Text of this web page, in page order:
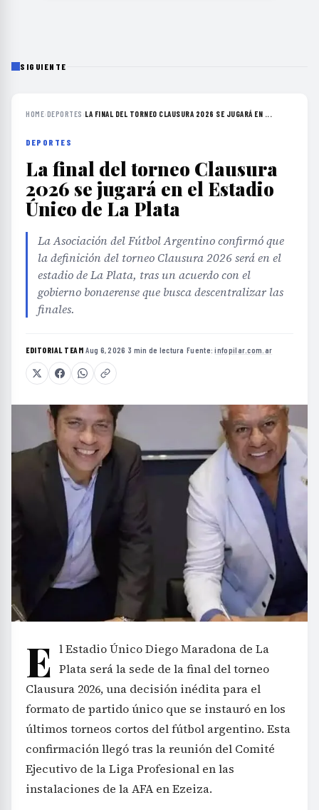
SIGUIENTE
HOME›DEPORTES ›LA FINAL DEL TORNEO CLAUSURA 2026 SE JUGARÁ EN ...
DEPORTES
La final del torneo Clausura
2026 se jugará en el Estadio
Único de La Plata
La Asociación del Fútbol Argentino confirmó que
la definición del torneo Clausura 2026 será en el
estadio de La Plata, tras un acuerdo con el
gobierno bonaerense que busca descentralizar las
finales.
EDITORIAL TEAM·Aug 6, 2026 ·3 min de lectura ·Fuente:infopilar.com.ar
E l Estadio Único Diego Maradona de La
Plata será la sede de la final del torneo
Clausura 2026, una decisión inédita para el
formato de partido único que se instauró en los
últimos torneos cortos del fútbol argentino. Esta
confirmación llegó tras la reunión del Comité
Ejecutivo de la Liga Profesional en las
instalaciones de la AFA en Ezeiza.